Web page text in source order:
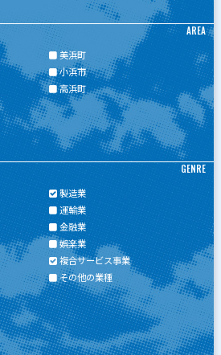
AREA
美浜町
小浜市
高浜町
GENRE
製造業
運輸業
金融業
娯楽業
複合サービス事業
その他の業種